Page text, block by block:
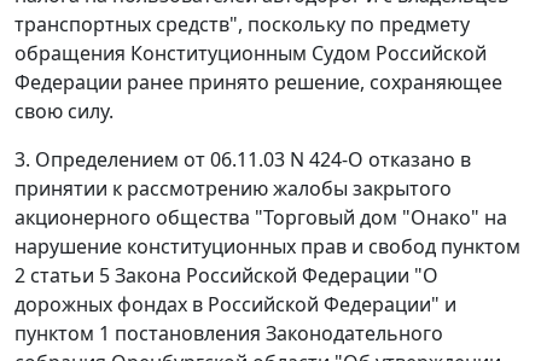
транспортных средств", поскольку по предмету
обращения Конституционным Судом Российской
Федерации ранее принято решение, сохраняющее
свою силу.
3. Определением от 06.11.03 N 424-О отказано в
принятии к рассмотрению жалобы закрытого
акционерного общества "Торговый дом "Онако" на
нарушение конституционных прав и свобод пунктом
2 статьи 5Закона Российской Федерации "О
дорожных фондах в Российской Федерации" и
пунктом 1 постановления Законодательного